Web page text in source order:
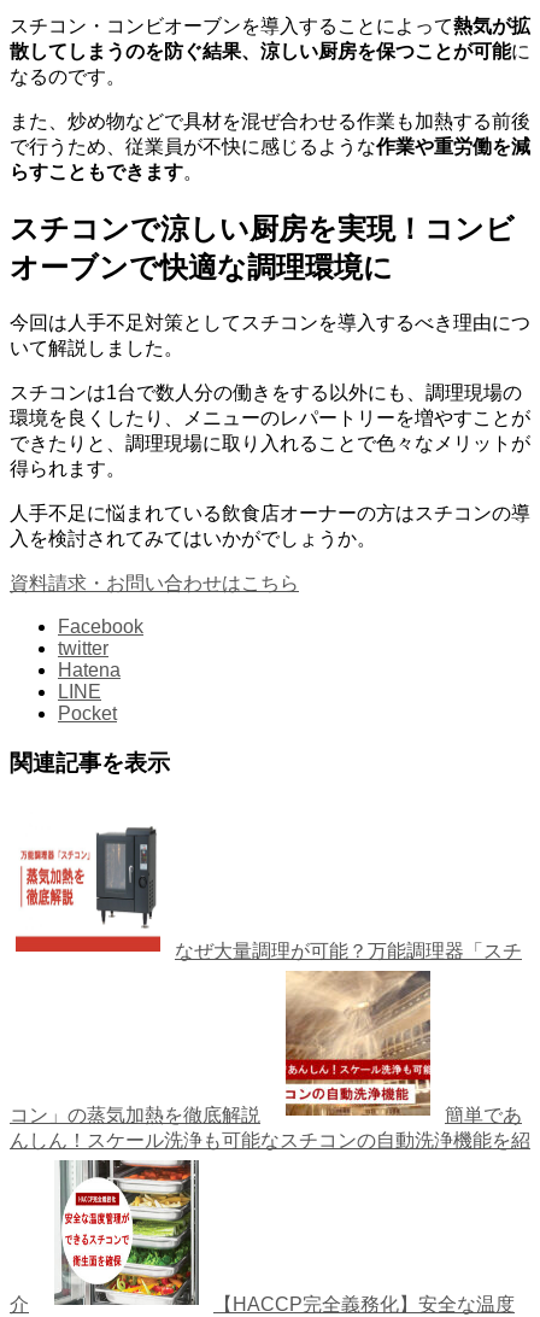
スチコン・コンビオーブンを導入することによって熱気が拡
散してしまうのを防ぐ結果、涼しい厨房を保つことが可能に
なるのです。
また、炒め物などで具材を混ぜ合わせる作業も加熱する前後
で行うため、従業員が不快に感じるような作業や重労働を減
らすこともできます。
スチコンで涼しい厨房を実現！コンビ
オーブンで快適な調理環境に
今回は人手不足対策としてスチコンを導入するべき理由につ
いて解説しました。
スチコンは1台で数人分の働きをする以外にも、調理現場の
環境を良くしたり、メニューのレパートリーを増やすことが
できたりと、調理現場に取り入れることで色々なメリットが
得られます。
人手不足に悩まれている飲食店オーナーの方はスチコンの導
入を検討されてみてはいかがでしょうか。
資料請求・お問い合わせはこちら
Facebook
twitter
Hatena
LINE
Pocket
関連記事を表示
なぜ大量調理が可能？万能調理器「スチ
コン」の蒸気加熱を徹底解説
簡単であ
んしん！スケール洗浄も可能なスチコンの自動洗浄機能を紹
介 【HACCP完全義務化】安全な温度